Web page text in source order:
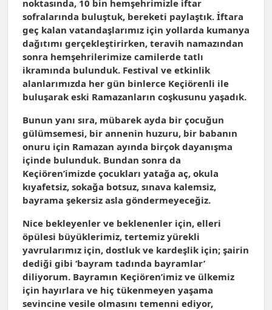
noktasında, 10 bin hemşehrimizle iftar
sofralarında buluştuk, bereketi paylaştık. İftara
geç kalan vatandaşlarımız için yollarda kumanya
dağıtımı gerçekleştirirken, teravih namazından
sonra hemşehrilerimize camilerde tatlı
ikramında bulunduk. Festival ve etkinlik
alanlarımızda her gün binlerce Keçiörenli ile
buluşarak eski Ramazanların coşkusunu yaşadık.
Bunun yanı sıra, mübarek ayda bir çocuğun
gülümsemesi, bir annenin huzuru, bir babanın
onuru için Ramazan ayında birçok dayanışma
içinde bulunduk. Bundan sonra da
Keçiören’imizde çocukları yatağa aç, okula
kıyafetsiz, sokağa botsuz, sınava kalemsiz,
bayrama şekersiz asla göndermeyeceğiz.
Nice bekleyenler ve beklenenler için, elleri
öpülesi büyüklerimiz, tertemiz yürekli
yavrularımız için, dostluk ve kardeşlik için; şairin
dediği gibi ‘bayram tadında bayramlar’
diliyorum. Bayramın Keçiören’imiz ve ülkemiz
için hayırlara ve hiç tükenmeyen yaşama
sevincine vesile olmasını temenni ediyor,